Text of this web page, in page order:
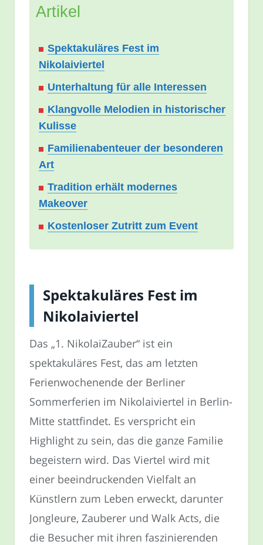
Artikel
Spektakuläres Fest im
Nikolaiviertel
Unterhaltung für alle Interessen
Klangvolle Melodien in historischer
Kulisse
Familienabenteuer der besonderen
Art
Tradition erhält modernes
Makeover
Kostenloser Zutritt zum Event
Spektakuläres Fest im
Nikolaiviertel
Das „1. NikolaiZauber“ ist ein
spektakuläres Fest, das am letzten
Ferienwochenende der Berliner
Sommerferien im Nikolaiviertel in Berlin-
Mitte stattfindet. Es verspricht ein
Highlight zu sein, das die ganze Familie
begeistern wird. Das Viertel wird mit
einer beeindruckenden Vielfalt an
Künstlern zum Leben erweckt, darunter
Jongleure, Zauberer und Walk Acts, die
die Besucher mit ihren faszinierenden